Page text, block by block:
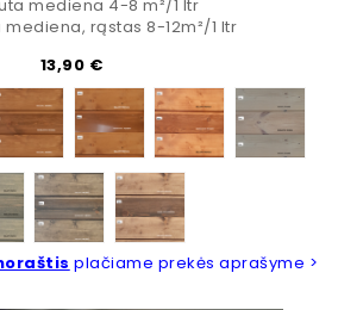
mediena 4-8 m²/1 ltr
rąstas 8-12m²/1 ltr
Kaina
13,90 €
Fintex 5052 Fintex 5053Fintex 5055 Fintex
Fintex 5068Fintex 5069Fintex 5074
plačiame prekės aprašyme >